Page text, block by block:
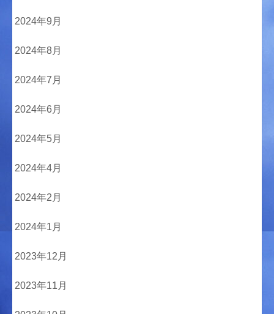
2024年9月
2024年8月
2024年7月
2024年6月
2024年5月
2024年4月
2024年2月
2024年1月
2023年12月
2023年11月